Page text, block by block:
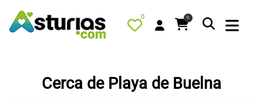
0 0
Cerca de Playa de Buelna